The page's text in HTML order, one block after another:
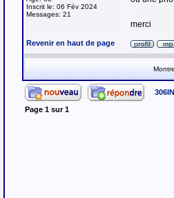
Inscrit le: 06 Fév 2024
Messages: 21
merci
Revenir en haut de page
Page 1 sur1